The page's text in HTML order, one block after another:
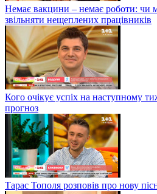
Немає вакцини – немає роботи: чи
звільняти нещеплених працівників
Кого очікує успіх на наступному
прогноз
Тарас Тополя розповів про нову